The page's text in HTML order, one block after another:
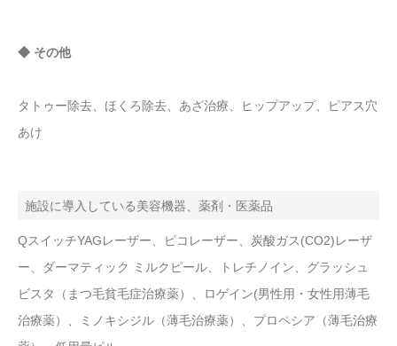
◆ その他
タトゥー除去、ほくろ除去、あざ治療、ヒップアップ、ピアス穴
あけ
施設に導入している美容機器、薬剤・医薬品
QスイッチYAGレーザー、ピコレーザー、炭酸ガス(CO2)レーザ
ー、ダーマティック ミルクピール、トレチノイン、グラッシュ
ビスタ（まつ毛貧毛症治療薬）、ロゲイン(男性用・女性用薄毛
治療薬）、ミノキシジル（薄毛治療薬）、プロペシア（薄毛治療